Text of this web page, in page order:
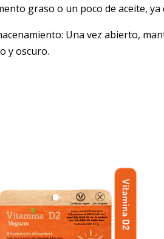
graso o un poco de aceite,
Una vez abierto,
y oscuro.